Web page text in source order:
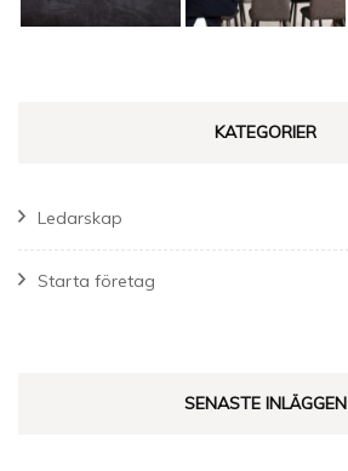
KATEGORIER
Ledarskap
Starta företag
SENASTE INLÄGGEN